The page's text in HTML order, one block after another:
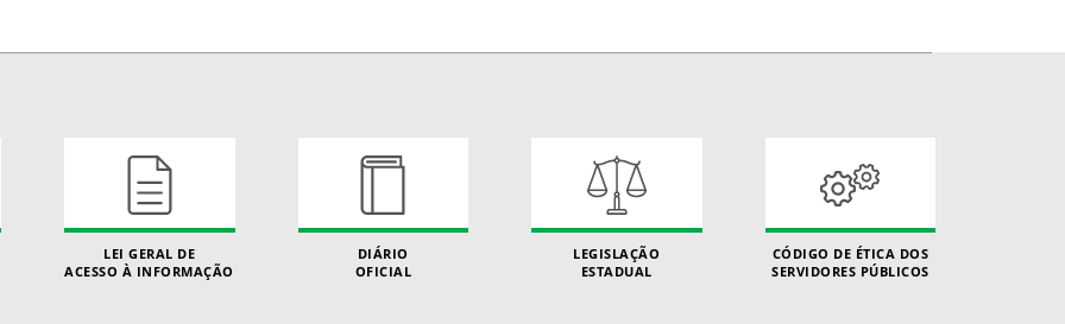
LEI GERAL DE
ACESSO À INFORMAÇÃO
DIÁRIO
OFICIAL
LEGISLAÇÃO
ESTADUAL
CÓDIGO DE ÉTICA DOS
SERVIDORES PÚBLICOS